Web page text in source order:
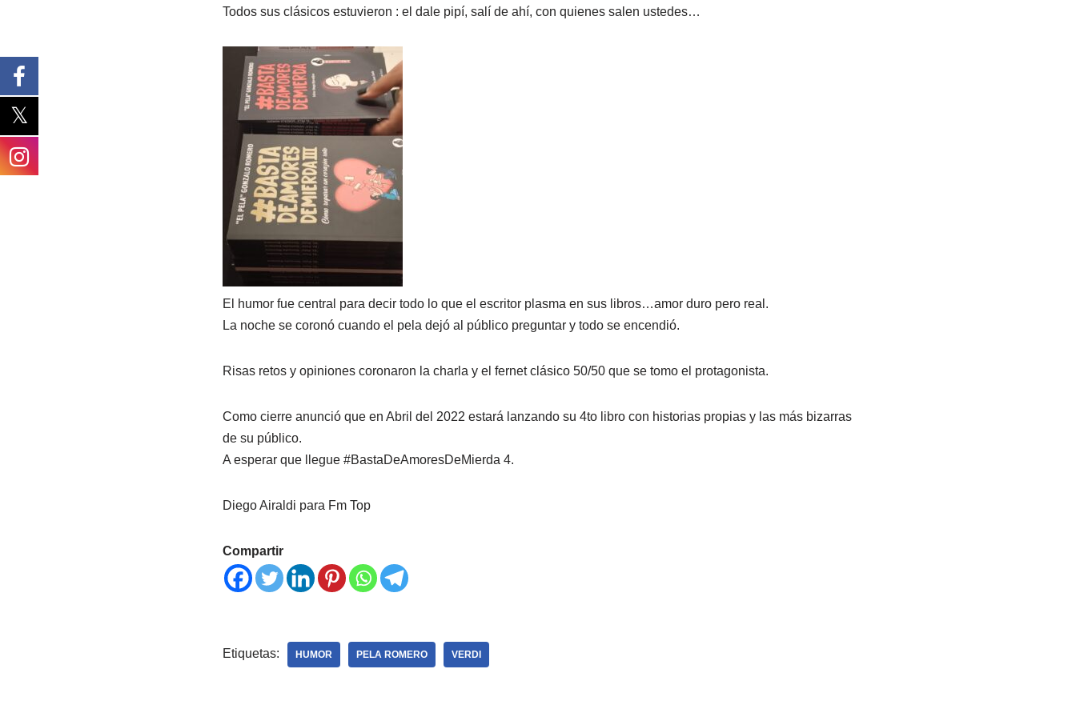
Todos sus clásicos estuvieron : el dale pipí, salí de ahí, con quienes salen ustedes…
El humor fue central para decir todo lo que el escritor plasma en sus libros…amor duro pero real.
La noche se coronó cuando el pela dejó al público preguntar y todo se encendió.
Risas retos y opiniones coronaron la charla y el fernet clásico 50/50 que se tomo el protagonista.
Como cierre anunció que en Abril del 2022 estará lanzando su 4to libro con historias propias y las más bizarras
de su público.
A esperar que llegue #BastaDeAmoresDeMierda 4.
Diego Airaldi para Fm Top
Compartir
Etiquetas: HUMOR PELA ROMERO VERDI